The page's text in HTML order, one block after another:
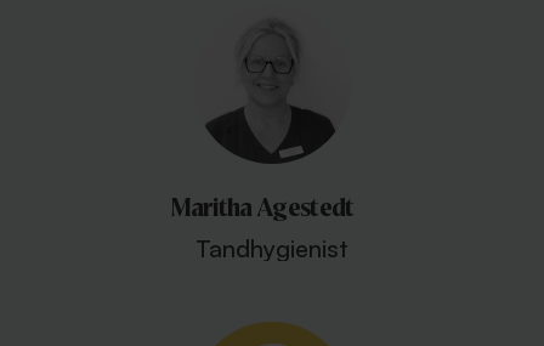
Maritha Agestedt
Tandhygienist